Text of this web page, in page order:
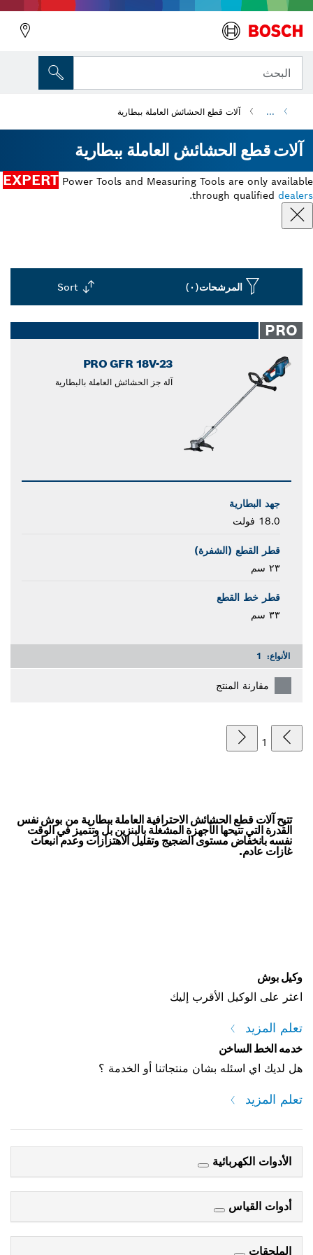
البحث
... آلات قطع الحشائش العاملة ببطارية
آلات قطع الحشائش العاملة ببطارية
EXPERT Power Tools and Measuring Tools are only available
through qualified dealers
.
المرشحات(٠) Sort
closed
PRO
PRO GFR 18V-23
آلة جز الحشائش العاملة بالبطارية
جهد البطارية
18.0 فولت
قطر القطع (الشفرة)
٢٣ سم
قطر خط القطع
٣٣ سم
الأنواع: 1
مقارنة المنتج
1
تتيح آلات قطع الحشائش الاحترافية العاملة ببطارية من بوش نفس
القدرة التي تتيحها الأجهزة المشغلة بالبنزين بل وتتميز في الوقت
نفسه بانخفاض مستوى الضجيج وتقليل الاهتزازات وعدم انبعاث
غازات عادم.
وكيل بوش
اعثر على الوكيل الأقرب إليك
تعلم المزيد
خدمه الخط الساخن
هل لديك اي اسئله بشان منتجاتنا أو الخدمة ؟
تعلم المزيد
الأدوات الكهربائية
أدوات القياس
الملحقات